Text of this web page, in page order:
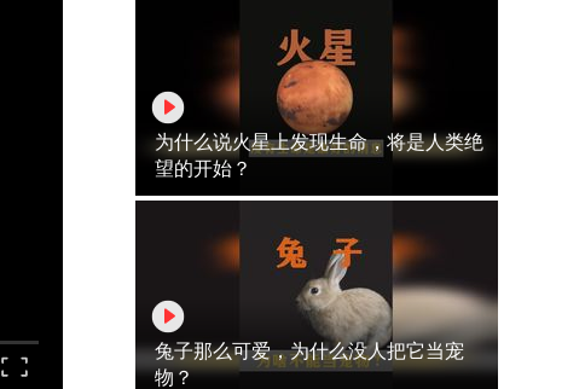
为什么说火星上发现生命，将是人类绝
望的开始？
兔子那么可爱，为什么没人把它当宠
物？